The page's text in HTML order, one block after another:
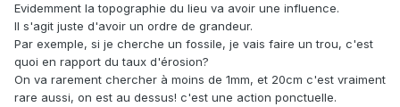
Evidemment la topographie du lieu va avoir une influence.
Il s'agit juste d'avoir un ordre de grandeur.
Par exemple, si je cherche un fossile, je vais faire un trou, c'est
quoi en rapport du taux d'érosion?
On va rarement chercher à moins de 1mm, et 20cm c'est vraiment
rare aussi, on est au dessus! c'est une action ponctuelle.